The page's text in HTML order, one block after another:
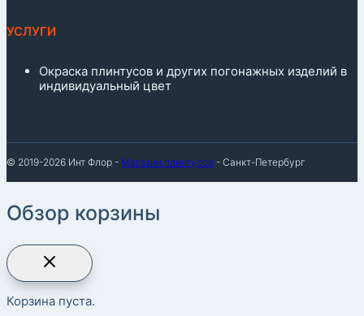
УСЛУГИ
Окраска плинтусов и других погонажных изделий в
индивидуальный цвет
© 2019-2026 Инт Флор - Магазин плинтусов - Санкт-Петербург
Обзор корзины
Корзина пуста.